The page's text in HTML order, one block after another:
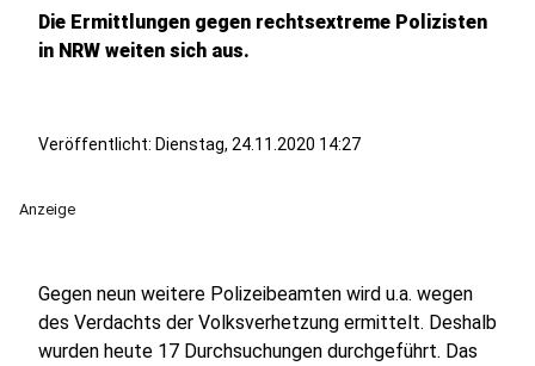
Die Ermittlungen gegen rechtsextreme Polizisten
in NRW weiten sich aus.
Veröffentlicht: Dienstag, 24.11.2020 14:27
Anzeige
Gegen neun weitere Polizeibeamten wird u.a. wegen
des Verdachts der Volksverhetzung ermittelt. Deshalb
wurden heute 17 Durchsuchungen durchgeführt. Das